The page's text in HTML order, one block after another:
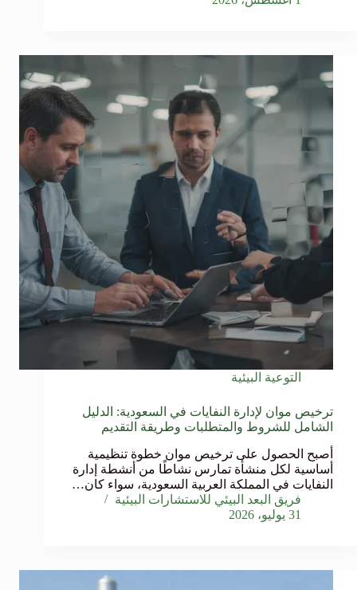
التوعية البيئية
ترخيص موان لإدارة النفايات في السعودية: الدليل
الشامل للشروط والمتطلبات وطريقة التقديم
أصبح الحصول على ترخيص موان خطوة تنظيمية
أساسية لكل منشأة تمارس نشاطًا من أنشطة إدارة
النفايات في المملكة العربية السعودية، سواء كان…
فريق البعد البيئي للاستشارات البيئية
31 يوليو، 2026